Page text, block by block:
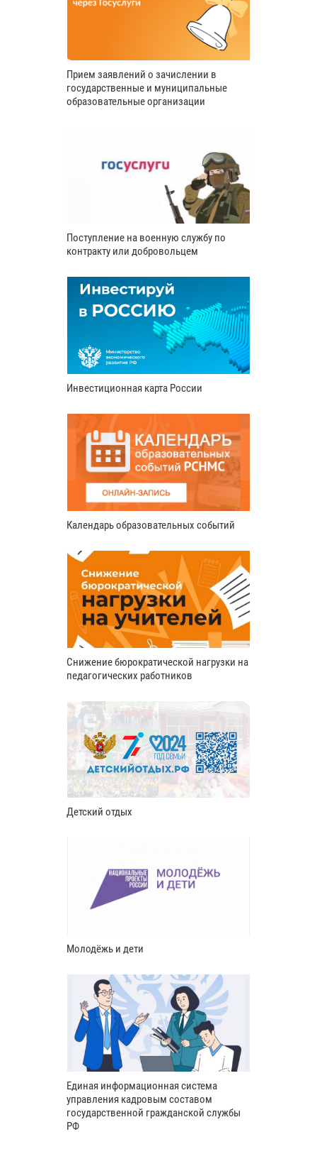
Прием заявлений о зачислении в
государственные и муниципальные
образовательные организации
Поступление на военную службу по
контракту или добровольцем
Инвестиционная карта России
Календарь образовательных событий
Снижение бюрократической нагрузки на
педагогических работников
Детский отдых
Молодёжь и дети
Единая информационная система
управления кадровым составом
государственной гражданской службы
РФ